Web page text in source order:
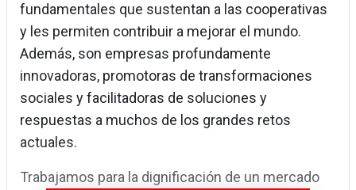
fundamentales que sustentan a las cooperativas
y les permiten contribuir a mejorar el mundo.
Además, son empresas profundamente
innovadoras, promotoras de transformaciones
sociales y facilitadoras de soluciones y
respuestas a muchos de los grandes retos
actuales.
Trabajamos para la dignificación de un mercado